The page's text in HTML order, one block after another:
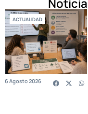
ACTUALIDAD
6 Agosto 2026